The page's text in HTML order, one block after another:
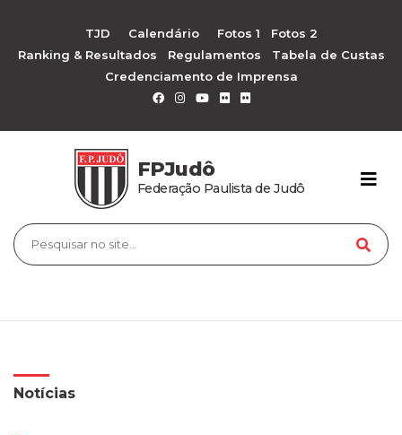
TJD Calendário Fotos 1
Fotos 2
Ranking & Resultados
Regulamentos
Tabela de Custas
Credenciamento de Imprensa
FPJudô
Federação Paulista de Judô
Notícias